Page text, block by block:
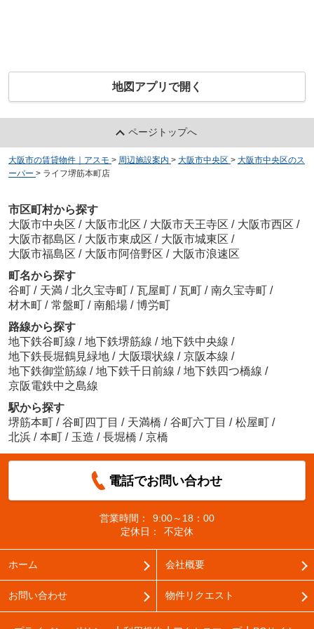
地図アプリで開く
ページトップへ
大阪市の賃貸物件｜アスモ > 周辺施設案内 > 大阪市中央区 > 大阪市中央区のス
ーパー > ライフ堺筋本町店
市区町村から探す
大阪市中央区 / 大阪市北区 / 大阪市天王寺区 / 大阪市西区 /
大阪市都島区 / 大阪市東成区 / 大阪市城東区 /
大阪市福島区 / 大阪市阿倍野区 / 大阪市浪速区
町名から探す
谷町 / 天満 / 北久宝寺町 / 瓦屋町 / 瓦町 / 南久宝寺町 /
材木町 / 常盤町 / 南船場 / 博労町
路線から探す
地下鉄谷町線 / 地下鉄堺筋線 / 地下鉄中央線 /
地下鉄長堀鶴見緑地 / 大阪環状線 / 京阪本線 /
地下鉄御堂筋線 / 地下鉄千日前線 / 地下鉄四つ橋線 /
京阪電鉄中之島線
駅から探す
堺筋本町 / 谷町四丁目 / 天満橋 / 谷町六丁目 / 松屋町 /
北浜 / 本町 / 玉造 / 長堀橋 / 京橋
電話でお問い合わせ
営業時間：
9:00～18：00
定休日：
不定休
ホーム 会社概要
お問い合わせ 物件リクエスト